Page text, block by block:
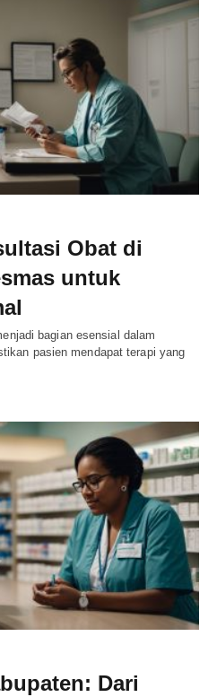
Obat di
untuk
bagian esensial dalam
pasien mendapat terapi yang
Dari